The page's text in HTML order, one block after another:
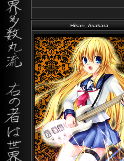
Hikari_Asakara